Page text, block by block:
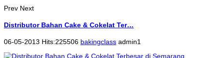
Prev Next
Distributor Bahan Cake & Cokelat Ter…
06-05-2013 Hits:225506 bakingclass admin1